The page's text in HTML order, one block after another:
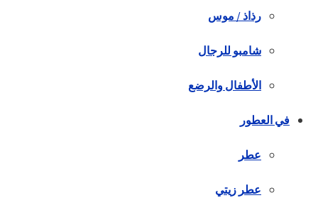
رذاذ / موس
شامبو للرجال
الأطفال والرضع
في العطور
عطر
عطر زيتي